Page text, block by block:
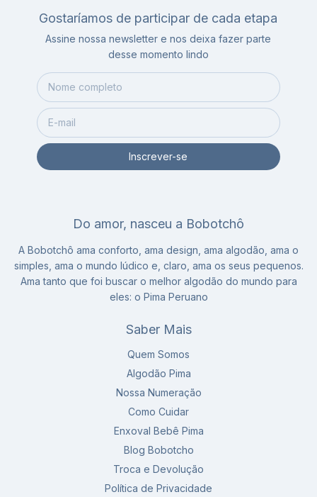
Gostaríamos de participar de cada etapa
Assine nossa newsletter e nos deixa fazer parte
desse momento lindo
Do amor, nasceu a Bobotchô
A Bobotchô ama conforto, ama design, ama algodão, ama o
simples, ama o mundo lúdico e, claro, ama os seus pequenos.
Ama tanto que foi buscar o melhor algodão do mundo para
eles: o Pima Peruano
Saber Mais
Quem Somos
Algodão Pima
Nossa Numeração
Como Cuidar
Enxoval Bebê Pima
Blog Bobotcho
Troca e Devolução
Política de Privacidade